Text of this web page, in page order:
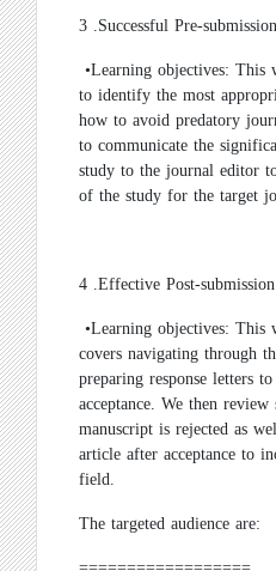
3 .Successful Pre-
•Learning objectives:
to identify the most
how to avoid predatory
to communicate the
study to the journal editor
of the study for the target
4 .Effective Post-
•Learning objectives: This
covers navigating through
preparing response letters
acceptance. We then
manuscript is rejected as
article after acceptance to
field.
The targeted audience are: